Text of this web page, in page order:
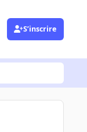
S’inscrire